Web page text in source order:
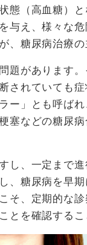
態（高血糖）
与え、様々な
、糖尿病治療の
題があります
されていても
ー」とも呼ば
塞などの糖尿
し、一定まで
、糖尿病を早
そ、定期的な
とを確認するこ